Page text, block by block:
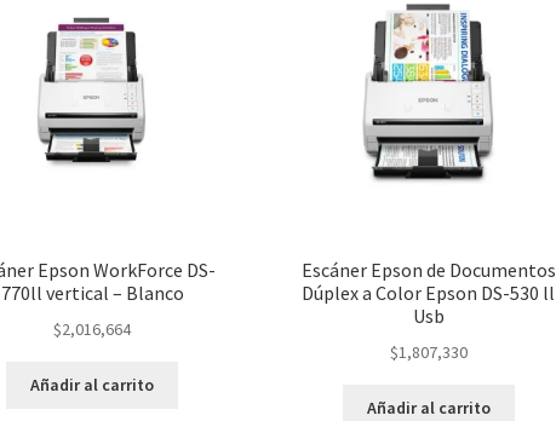
Epson WorkForce DS-
770ll vertical – Blanco
$2,016,664
Añadir al carrito
Escáner Epson de Documentos
Dúplex a Color Epson DS-530 ll
Usb
$1,807,330
Añadir al carrito